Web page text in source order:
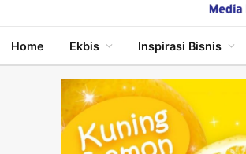
Home Ekbis Inspirasi Bisnis